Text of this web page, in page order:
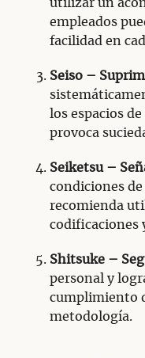
utilizar un
empleados
facilidad en
Seiso –
los espacios
provoca
Seiketsu –
condiciones
recomienda
codificaciones
Shitsuke –
personal y
cumplimiento
metodología.